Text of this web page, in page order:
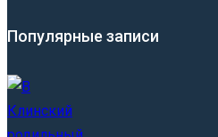
Популярные записи